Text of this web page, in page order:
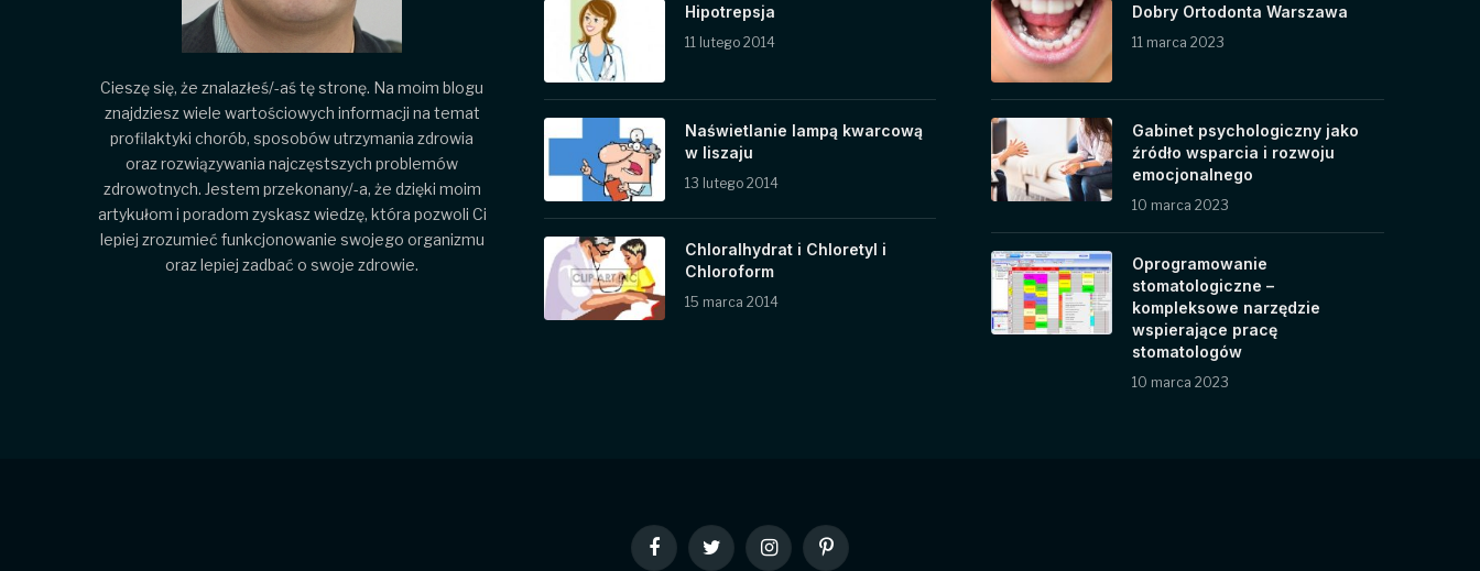
Cieszę się, że znalazłeś/-aś tę stronę. Na moim blogu
znajdziesz wiele wartościowych informacji na temat
profilaktyki chorób, sposobów utrzymania zdrowia
oraz rozwiązywania najczęstszych problemów
zdrowotnych. Jestem przekonany/-a, że dzięki moim
artykułom i poradom zyskasz wiedzę, która pozwoli Ci
lepiej zrozumieć funkcjonowanie swojego organizmu
oraz lepiej zadbać o swoje zdrowie.
Hipotrepsja
11 lutego 2014
Naświetlanie lampą kwarcową
w liszaju
13 lutego 2014
Chloralhydrat i Chloretyl i
Chloroform
15 marca 2014
Dobry Ortodonta Warszawa
11 marca 2023
Gabinet psychologiczny jako
źródło wsparcia i rozwoju
emocjonalnego
10 marca 2023
Oprogramowanie
stomatologiczne –
kompleksowe narzędzie
wspierające pracę
stomatologów
10 marca 2023
FacebookTwitter InstagramPinterest